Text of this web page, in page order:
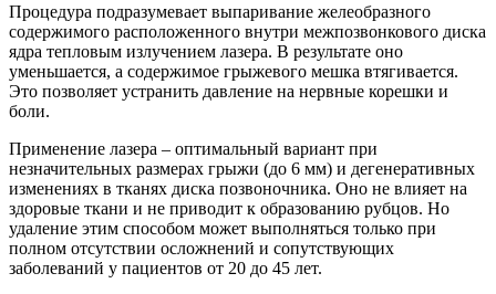
Процедура подразумевает выпаривание желеобразного
содержимого расположенного внутри межпозвонкового диска
ядра тепловым излучением лазера. В результате оно
уменьшается, а содержимое грыжевого мешка втягивается.
Это позволяет устранить давление на нервные корешки и
боли.
Применение лазера – оптимальный вариант при
незначительных размерах грыжи (до 6 мм) и дегенеративных
изменениях в тканях диска позвоночника. Оно не влияет на
здоровые ткани и не приводит к образованию рубцов. Но
удаление этим способом может выполняться только при
полном отсутствии осложнений и сопутствующих
заболеваний у пациентов от 20 до 45 лет.